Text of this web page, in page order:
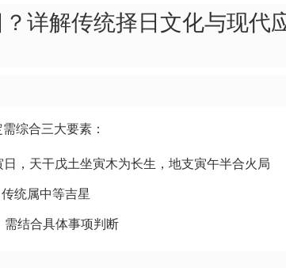
详解传统择日文化与现代
综合三大要素：
，天干戊土坐寅木为长生，地支寅午半合火局
统属中等吉星
需结合具体事项判断